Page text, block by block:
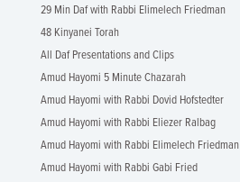
29 Min Daf with Rabbi Elimelech Friedman
48 Kinyanei Torah
All Daf Presentations and Clips
Amud Hayomi 5 Minute Chazarah
Amud Hayomi with Rabbi Dovid Hofstedter
Amud Hayomi with Rabbi Eliezer Ralbag
Amud Hayomi with Rabbi Elimelech Friedman
Amud Hayomi with Rabbi Gabi Fried